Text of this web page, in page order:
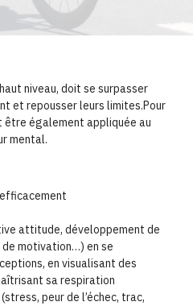
niveau, doit se surpasser
et repousser leurs limites.Pour
être également appliquée au
mental.
attitude, développement de
motivation…) en se
en visualisant des
sa respiration
peur de l’échec, trac,